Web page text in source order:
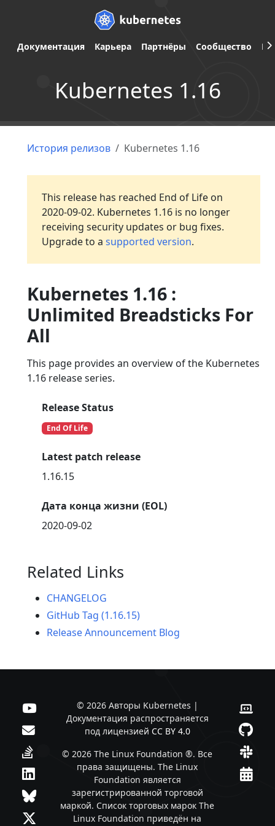
Документация Карьера Партнёры Сообщество
Kubernetes 1.16
История релизов Kubernetes 1.16
This release has reached End of Life on
2020-09-02. Kubernetes 1.16 is no longer
receiving security updates or bug fixes.
Upgrade to a supported version.
Kubernetes 1.16 :
Unlimited Breadsticks For
All
This page provides an overview of the Kubernetes
1.16 release series.
Release Status
End Of Life
Latest patch release
1.16.15
Дата конца жизни (EOL)
2020-09-02
Related Links
CHANGELOG
GitHub Tag (1.16.15)
Release Announcement Blog
© 2026 Авторы Kubernetes |
Документация распространяется
под лицензией CC BY 4.0
© 2026 The Linux Foundation ®. Все
права защищены. The Linux
Foundation является
зарегистрированной торговой
маркой. Список торговых марок The
Linux Foundation приведён на